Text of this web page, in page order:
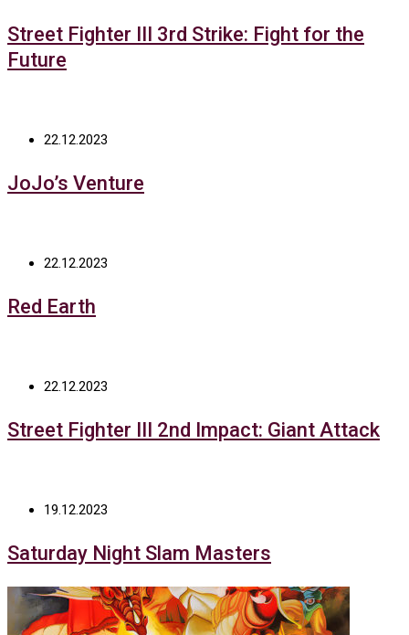
Street Fighter III 3rd Strike: Fight for the
Future
22.12.2023
JoJo’s Venture
22.12.2023
Red Earth
22.12.2023
Street Fighter III 2nd Impact: Giant Attack
19.12.2023
Saturday Night Slam Masters